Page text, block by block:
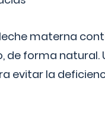
materna
de forma
evitar la